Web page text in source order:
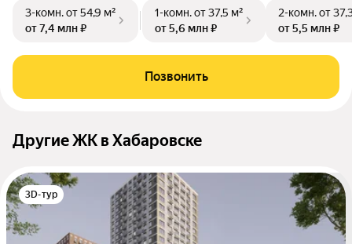
3-комн.от 54,9 м²
от 7,4 млн ₽
1-комн.от 37,5 м²
от 5,6 млн ₽
2-комн.от
от 5,5 млн ₽
Позвонить
Другие ЖК в Хабаровске
3D-тур